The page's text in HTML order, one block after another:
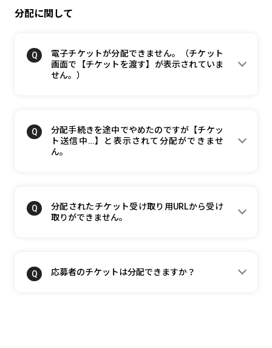
分配に関して
電子チケットが分配できません。（チケット
画面で【チケットを渡す】が表示されていま
せん。）
分配手続きを途中でやめたのですが【チケッ
ト送信中…】と表示されて分配ができませ
ん。
分配されたチケット受け取り用URLから受け
取りができません。
応募者のチケットは分配できますか？